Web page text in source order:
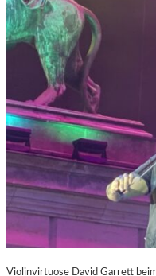
Violinvirtuose David Garrett